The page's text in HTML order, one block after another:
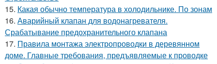
15. Какая обычно температура в холодильнике. По зонам
16. Аварийный клапан для водонагревателя.
Срабатывание предохранительного клапана
17. Правила монтажа электропроводки в деревянном
доме. Главные требования, предъявляемые к проводке